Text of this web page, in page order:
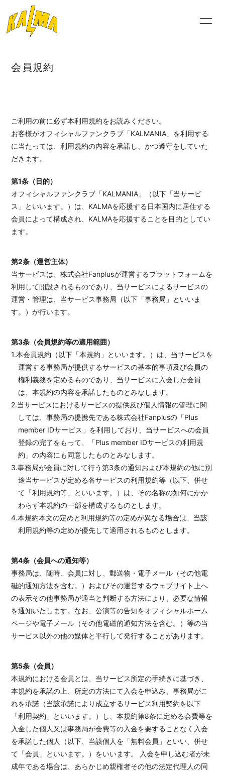
S
ログイン
会員規約
ご利用の前に必ず本利用規約をお読みください。
お客様がオフィシャルファンクラブ「KALMANIA」を利用する
に当たっては、利用規約の内容を承諾し、かつ遵守をしていた
だきます。
第1条（目的）
オフィシャルファンクラブ「KALMANIA」（以下「当サービ
ス」といいます。）は、KALMAを応援する日本国内に居住する
会員によって構成され、KALMAを応援することを目的としてい
ます。
第2条（運営主体）
当サービスは、株式会社Fanplusが運営するプラットフォームを
利用して開設されるものであり、当サービスによるサービスの
運営・管理は、当サービス事務局（以下「事務局」といいま
す。）が行います。
第3条（会員規約等の適用範囲）
1.本会員規約（以下「本規約」といいます。）は、当サービスを
運営する事務局が提供するサービスの基本的事項及び会員の
権利義務を定めるものであり、当サービスに入会した会員
は、本規約の内容を承諾したものとみなします。
2.当サービスにおけるサービスの提供及び個人情報の管理に関
しては、事務局の提携先である株式会社Fanplusの「Plus
member IDサービス」を利用しており、当サービスへの会員
登録の完了をもって、「Plus member IDサービスの利用規
約」の内容にも同意したものとみなします。
3.事務局が会員に対して行う第3条の通知および本規約の他に別
途当サービスが定める各サービスの利用規約等（以下、併せ
て「利用規約等」といいます。）は、その名称の如何にかか
わらず本規約の一部を構成するものとします。
4.本規約本文の定めと利用規約等の定めが異なる場合は、当該
利用規約等の定めが優先して適用されるものとします。
第4条（会員への通知等）
事務局は、随時、会員に対し、郵送物・電子メール（その他電
磁的通知方法を含む。）およびその運営するウェブサイト上へ
の表示その他事務局が適当と判断する方法により、必要な情報
を通知いたします。なお、公演等の告知をオフィシャルホーム
ページや電子メール（その他電磁的通知方法を含む。）等の当
サービス以外の他の媒体と平行して発行することがあります。
第5条（会員）
本規約における会員とは、当サービス所定の手続きに基づき、
本規約を承諾の上、所定の方法にて入会を申込み、事務局がこ
れを承諾（当該承諾により成立するサービス利用契約を以下
「利用契約」といいます。）し、本規約第8条に定める会費等を
入金した個人又は事務局が会費等の入金を要することなく入会
を承諾した個人（以下、当該個人を「無料会員」といい、併せ
て「会員」といいます。）をいいます。 入会を申し込む者が未
成年である場合は、あらかじめ親権者その他の法定代理人の同